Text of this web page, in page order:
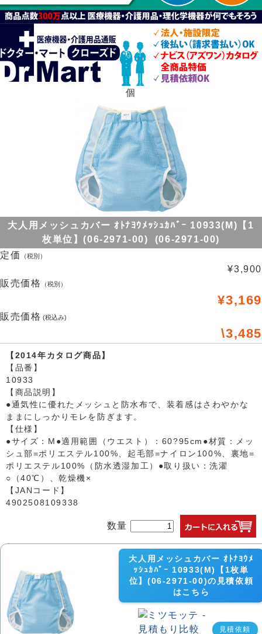
個
大人用メッシュカバー ｵﾄﾅﾖｳﾒｯｼｭｶﾊﾞｰ 10933(M)【1
枚単位】(06-2971-00) (06-2971-00)
定価
（税別）
¥3,900
販売価格
（税別）
¥3,169
販売価格 (税込み)
\3,485
【2014年カタログ商品】
【品番】
10933
【商品説明】
●通気性に優れたメッシュと防水布で、装着感はさわやかな
ままにしっかりモレを防ぎます。
【仕様】
●サイズ：M●適用範囲（ウエスト）：60?95cm●材質：メッ
シュ部=ポリエステル100%、起毛部=ナイロン100%、裏地=
ポリエステル100%（防水透湿加工）●取り扱い：洗濯
○（40℃）、乾燥機×
【JANコード】
4902508109338
数量
大人用メッシュカバー ｵﾄﾅﾖｳﾒ
ｯｼｭｶﾊﾞｰ 10933(M)【1枚単
位】(06-2971-00)の見積依頼
はこちら
見積依頼